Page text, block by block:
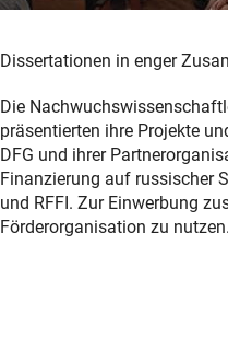
Dissertationen in enger
Die
präsentierten ihre Projekte
DFG und ihrer
Finanzierung auf russischer
und RFFI. Zur Einwerbung
Förderorganisation zu nutzen.